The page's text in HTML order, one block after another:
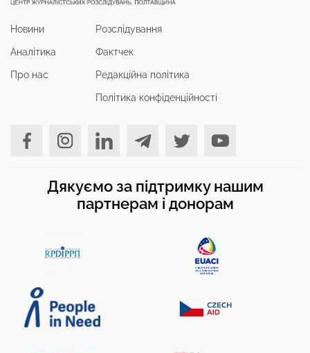
Новини
Аналітика
Про нас
Розслідування
Фактчек
Редакційна політика
Політика конфіденційності
Дякуємо за підтримку нашим
партнерам і донорам